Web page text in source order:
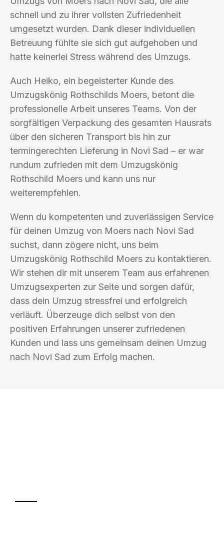
schnell und zu ihrer vollsten Zufriedenheit
umgesetzt wurden. Dank dieser individuellen
Betreuung fühlte sie sich gut aufgehoben und
hatte keinerlei Stress während des Umzugs.
Auch Heiko, ein begeisterter Kunde des
Umzugskönig Rothschilds Moers, betont die
professionelle Arbeit unseres Teams. Von der
sorgfältigen Verpackung des gesamten Hausrats
über den sicheren Transport bis hin zur
termingerechten Lieferung in Novi Sad – er war
rundum zufrieden mit dem Umzugskönig
Rothschild Moers und kann uns nur
weiterempfehlen.
Wenn du kompetenten und zuverlässigen Service
für deinen Umzug von Moers nach Novi Sad
suchst, dann zögere nicht, uns beim
Umzugskönig Rothschild Moers zu kontaktieren.
Wir stehen dir mit unserem Team aus erfahrenen
Umzugsexperten zur Seite und sorgen dafür,
dass dein Umzug stressfrei und erfolgreich
verläuft. Überzeuge dich selbst von den
positiven Erfahrungen unserer zufriedenen
Kunden und lass uns gemeinsam deinen Umzug
nach Novi Sad zum Erfolg machen.